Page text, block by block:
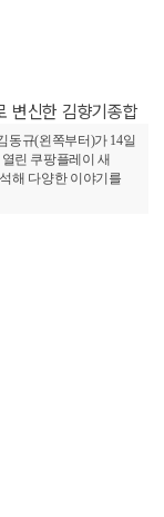
동규(왼쪽부터)가 14일
린 쿠팡플레이 새
해 다양한 이야기를